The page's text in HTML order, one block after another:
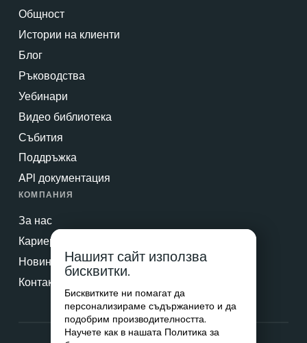
Общност
Истории на клиенти
Блог
Ръководства
Уебинари
Видео библиотека
Събития
Поддръжка
API документация
КОМПАНИЯ
За нас
Кариери
Новини & Преса
Контакт
Нашият сайт използва
бисквитки.
Бисквитките ни помагат да
персонализираме съдържанието и да
подобрим производителността.
Научете как в нашата Политика за